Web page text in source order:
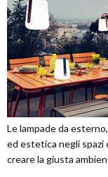
Le lampade da
ed estetica negli
creare la giusta